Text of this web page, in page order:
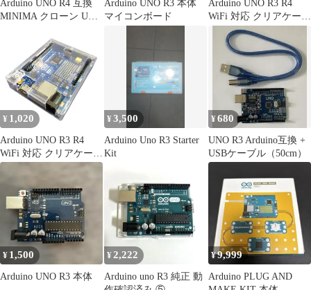
Arduino UNO R4 互換
MINIMA クローン USB
Arduino UNO R3 本体
マイコンボード
Arduino UNO R3 R4
WiFi 対応 クリアケース
保護カバー 透明 組み立
て簡単
¥ 1,020
Arduino UNO R3 R4
WiFi 対応 クリアケース
保護カバー 透明 組み立
¥3,500
Arduino Uno R3 Starter
Kit
¥680
UNO R3 Arduino互換 +
USBケーブル（50cm）
¥ 1,500
Arduino UNO R3 本体
¥2,222
Arduino uno R3 純正 動
¥9,999
Arduino PLUG AND